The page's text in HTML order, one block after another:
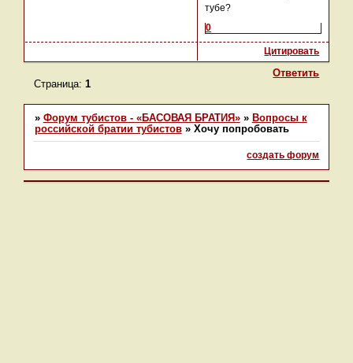
тубе?
0
Цитировать
Ответить
Страница: 1
» Форум тубистов - «БАСОВАЯ БРАТИЯ» » Вопросы к
российской братии тубистов » Хочу попробовать
создать форум